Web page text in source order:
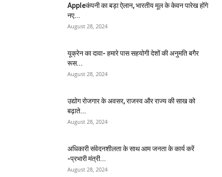
Appleकंपनी का बड़ा ऐलान, भारतीय मूल के केवन पारेख होंगे
नए...
August 28, 2024
यूक्रेन का दावा- हमारे पास सहयोगी देशों की अनुमति बगैर
रूस...
August 28, 2024
उद्योग रोजगार के अवसर, राजस्व और राज्य की साख को
बढ़ाते...
August 28, 2024
अधिकारी संवेदनशीलता के साथ आम जनता के कार्य करें
-प्रभारी मंत्री...
August 28, 2024